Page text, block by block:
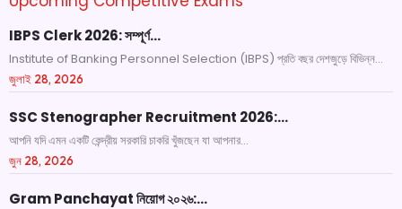
IBPS Clerk 2026: সম্পূর্ণ…
Institute of Banking Personnel Selection (IBPS) প্রতি বছর দেশজুড়ে বিভিন্ন...
জুলাই 28, 2026
SSC Stenographer Recruitment 2026:…
আপনি যদি এমন একটি কেন্দ্রীয় সরকারি চাকরি খুঁজছেন যা আপনার...
জুন 28, 2026
Gram Panchayat নিয়োগ ২০২৬:…